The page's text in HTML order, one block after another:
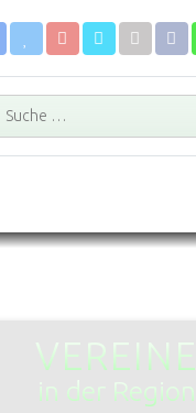
Suchen
VEREINE
in der Region